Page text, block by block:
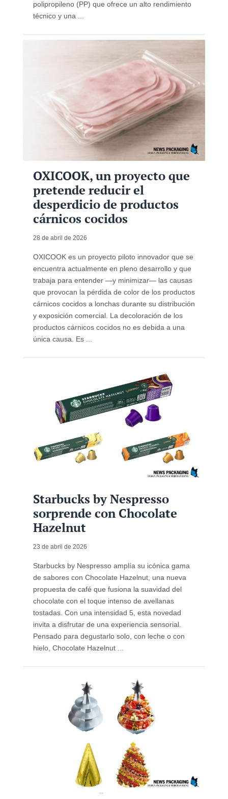
polipropileno (PP) que ofrece un alto rendimiento
técnico y una ...
OXICOOK, un proyecto que
pretende reducir el
desperdicio de productos
cárnicos cocidos
28 de abril de 2026
OXICOOK es un proyecto piloto innovador que se
encuentra actualmente en pleno desarrollo y que
trabaja para entender —y minimizar— las causas
que provocan la pérdida de color de los productos
cárnicos cocidos a lonchas durante su distribución
y exposición comercial. La decoloración de los
productos cárnicos cocidos no es debida a una
única causa. Es ...
Starbucks by Nespresso
sorprende con Chocolate
Hazelnut
23 de abril de 2026
Starbucks by Nespresso amplía su icónica gama
de sabores con Chocolate Hazelnut, una nueva
propuesta de café que fusiona la suavidad del
chocolate con el toque intenso de avellanas
tostadas. Con una intensidad 5, esta novedad
invita a disfrutar de una experiencia sensorial.
Pensado para degustarlo solo, con leche o con
hielo, Chocolate Hazelnut ...